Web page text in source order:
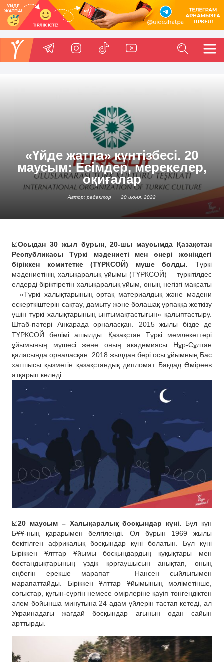
«Үйде жатпа» күнтізбесі. 20
маусым: Есімдер, мерекелер,
оқиғалар
Автор: редактор 20 июня, 2022
☑️Осыдан 30 жыл бұрын, 20-шы маусымда Қазақстан
Республикасы Түркі мәдениеті мен өнері жөніндегі
біріккен комитетке (ТҮРКСОЙ) мүше болды. Түркі
мәдениетінің халықаралық ұйымы (ТҮРКСОЙ) – түркітілдес
елдерді біріктіретін халықаралық ұйым, оның негізгі мақсаты
– «Түркі халықтарының ортақ материалдық және мәдени
ескерткіштерін сақтау, дамыту және болашақ ұрпаққа жеткізу
үшін түркі халықтарының ынтымақтастығын» қалыптастыру.
Штаб-пәтері Анкарада орналасқан. 2015 жылы бізде де
ТҮРКСОЙ бөлімі ашылды. Қазақстан Түркі мемлекеттері
ұйымының мүшесі және оның академиясы Нұр-Сұлтан
қаласында орналасқан. 2018 жылдан бері осы ұйымның Бас
хатшысы қызметін қазақстандық дипломат Бағдад Әміреев
атқарып келеді.
☑️20 маусым – Халықаралық босқындар күні. Бұл күн
БҰҰ-ның қарарымен белгіленді. Ол бұрын 1969 жылы
бекітілген африкалық босқындар күні болатын. Бұл күні
Біріккен Ұлттар Ұйымы босқындардың құқықтары мен
бостандықтарының үздік қорғаушысын анықтап, оның
еңбегін ерекше марапат – Нансен сыйлығымен
марапаттайды. Біріккен Ұлттар Ұйымының мәліметінше,
соғыстар, қуғын-сүргін немесе өмірлеріне қауіп төнгендіктен
әлем бойынша минутына 24 адам үйлерін тастап кетеді, ал
Украинадағы жағдай босқындар ағынын одан сайын
арттырды.